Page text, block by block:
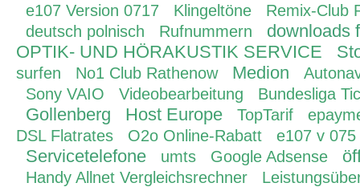
e107 Version 0717
Klingeltöne
Remix-Club
deutsch polnisch
Rufnummern
downloads
OPTIK- UND HÖRAKUSTIK SERVICE
surfen No1 Club Rathenow Medion
Sony VAIO
Videobearbeitung Bundesliga
Gollenberg Host Europe TopTarif
DSL Flatrates
O2o Online-Rabatt e107 v 075
Servicetelefone umts Google Adsense
Handy Allnet Vergleichsrechner